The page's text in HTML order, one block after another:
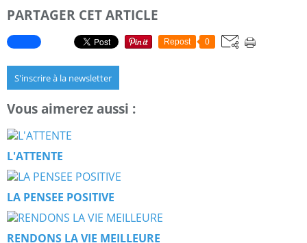
PARTAGER CET ARTICLE
Repost 0
S'inscrire à la newsletter
Vous aimerez aussi :
L'ATTENTE
LA PENSEE POSITIVE
RENDONS LA VIE MEILLEURE